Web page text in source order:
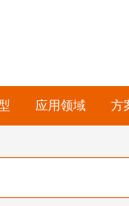
应用领域 方